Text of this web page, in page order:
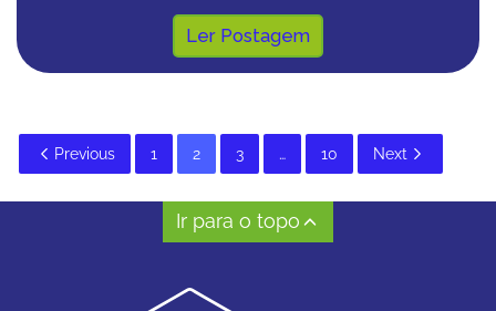
Ler Postagem
Previous 1 2 3 … 10 Next
Ir para o topo